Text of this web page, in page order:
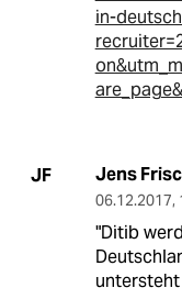
in-
JF Jens
06.12.2017,
"Ditib